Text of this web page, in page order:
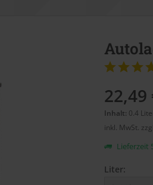
22,49
Inhalt: 0.4
inkl. MwSt.
Lieferzeit
Liter: